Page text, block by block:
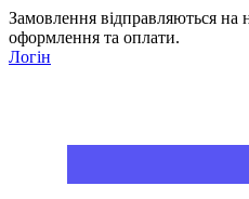
Замовлення відправляються на
оформлення та оплати.
Логін